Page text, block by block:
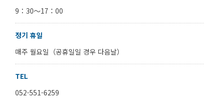
9：30～17：00
정기 휴일
매주 월요일（공휴일일 경우 다음날）
TEL
052-551-6259